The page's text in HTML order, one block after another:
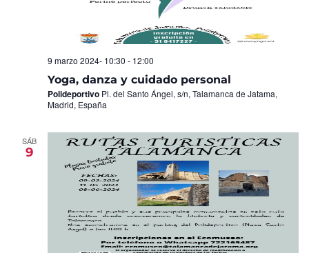
Yoga, danza y cuidado personal
9 marzo 2024- 10:30 - 12:00
Polideportivo Pl. del Santo Ángel, s/n, Talamanca de Jatama,
Madrid, España
SÁB
9